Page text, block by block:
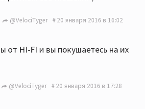
@VelociTyger 20 января 2016 в 16:02
от HI-FI и вы покушаетесь на их
@VelociTyger 20 января 2016 в 17:28